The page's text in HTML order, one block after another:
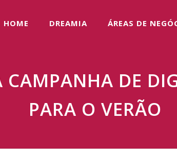
HOME DREAMIA ÁREAS DE
CAMPANHA DE
PARA O VERÃO